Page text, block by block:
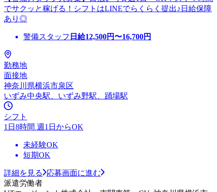
でサクッと稼げる！シフトはLINEでらくらく提出♪日給保障
あり◎
警備スタッフ 日給12,500円〜16,700円
勤務地
面接地
神奈川県横浜市泉区
いずみ中央駅、いずみ野駅、踊場駅
シフト
1日8時間 週1日からOK
未経験OK
短期OK
詳細を見る
応募画面に進む
派遣労働者